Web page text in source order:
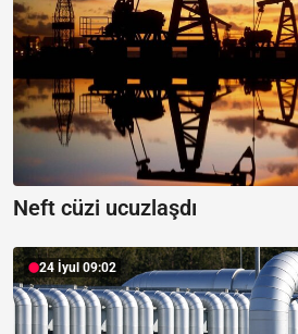
Neft cüzi ucuzlaşdı
24 İyul 09:02